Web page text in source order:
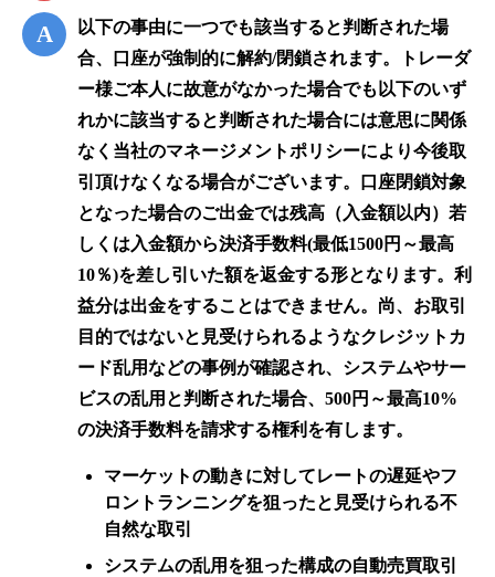
以下の事由に一つでも該当すると判断された場
合、口座が強制的に解約/閉鎖されます。トレーダ
ー様ご本人に故意がなかった場合でも以下のいず
れかに該当すると判断された場合には意思に関係
なく当社のマネージメントポリシーにより今後取
引頂けなくなる場合がございます。口座閉鎖対象
となった場合のご出金では残高（入金額以内）若
しくは入金額から決済手数料(最低1500円～最高
10％)を差し引いた額を返金する形となります。利
益分は出金をすることはできません。尚、お取引
目的ではないと見受けられるようなクレジットカ
ード乱用などの事例が確認され、システムやサー
ビスの乱用と判断された場合、500円～最高10%
の決済手数料を請求する権利を有します。
マーケットの動きに対してレートの遅延やフ
ロントランニングを狙ったと見受けられる不
自然な取引
システムの乱用を狙った構成の自動売買取引